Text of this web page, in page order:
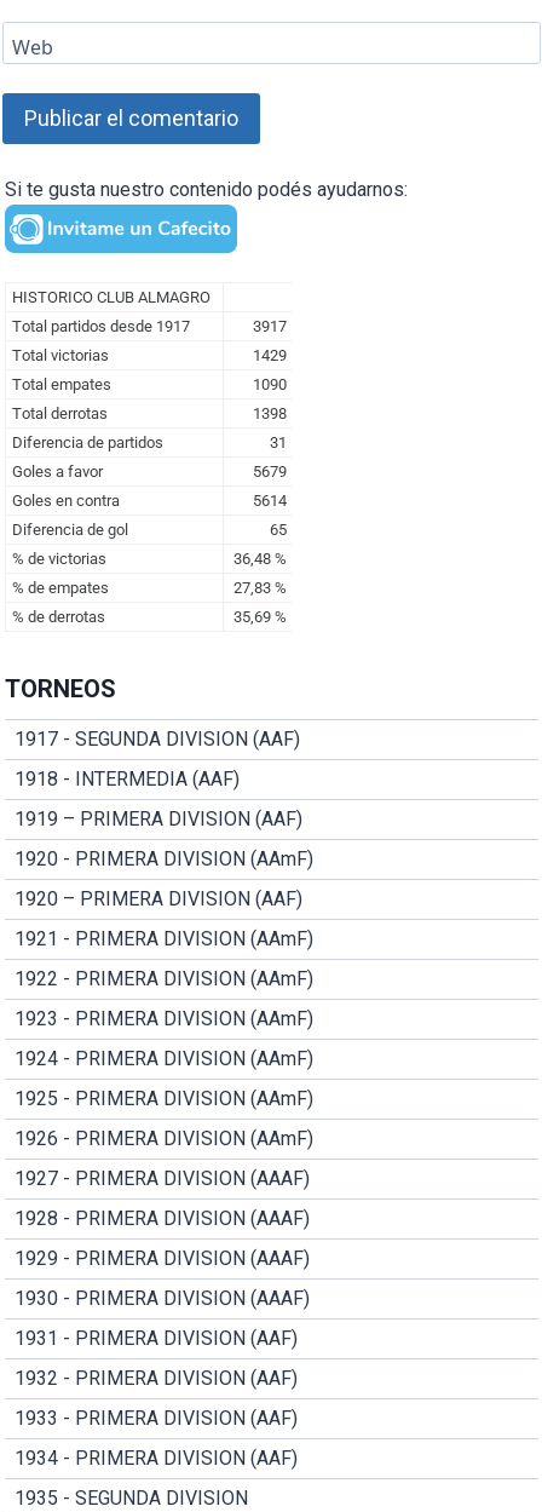
Web
Si te gusta nuestro contenido podés ayudarnos:
TORNEOS
1917 - SEGUNDA DIVISION (AAF)
1918 - INTERMEDIA (AAF)
1919 – PRIMERA DIVISION (AAF)
1920 - PRIMERA DIVISION (AAmF)
1920 – PRIMERA DIVISION (AAF)
1921 - PRIMERA DIVISION (AAmF)
1922 - PRIMERA DIVISION (AAmF)
1923 - PRIMERA DIVISION (AAmF)
1924 - PRIMERA DIVISION (AAmF)
1925 - PRIMERA DIVISION (AAmF)
1926 - PRIMERA DIVISION (AAmF)
1927 - PRIMERA DIVISION (AAAF)
1928 - PRIMERA DIVISION (AAAF)
1929 - PRIMERA DIVISION (AAAF)
1930 - PRIMERA DIVISION (AAAF)
1931 - PRIMERA DIVISION (AAF)
1932 - PRIMERA DIVISION (AAF)
1933 - PRIMERA DIVISION (AAF)
1934 - PRIMERA DIVISION (AAF)
1935 - SEGUNDA DIVISION